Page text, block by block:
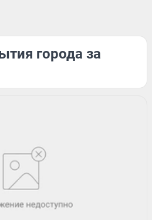
города за